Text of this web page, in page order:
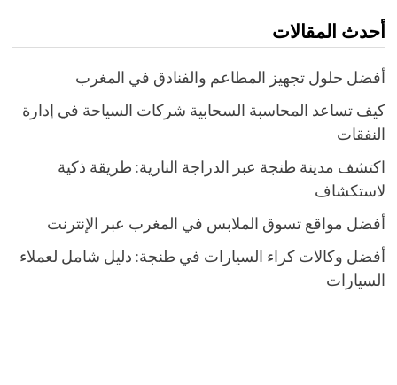
أحدث المقالات
أفضل حلول تجهيز المطاعم والفنادق في المغرب
كيف تساعد المحاسبة السحابية شركات السياحة في إدارة
النفقات
اكتشف مدينة طنجة عبر الدراجة النارية: طريقة ذكية
لاستكشاف
أفضل مواقع تسوق الملابس في المغرب عبر الإنترنت
أفضل وكالات كراء السيارات في طنجة: دليل شامل لعملاء
السيارات